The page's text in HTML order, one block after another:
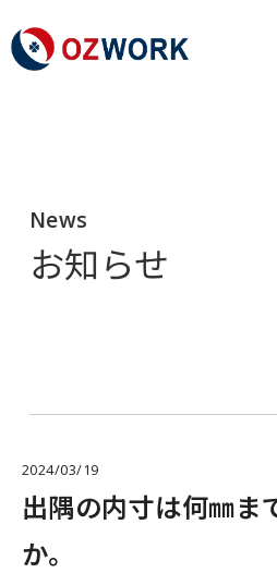
News
お知らせ
2024/03/19
出隅の内寸は何㎜ま
か。